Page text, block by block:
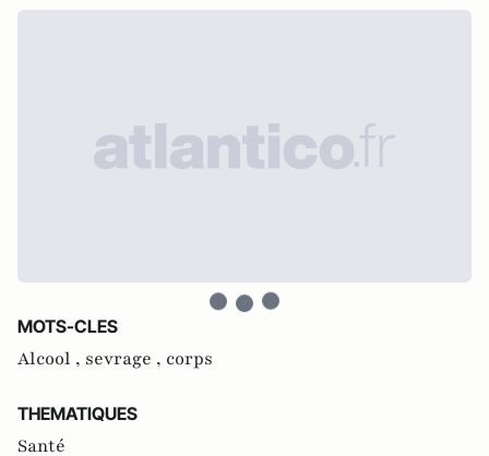
MOTS-CLES
Alcool , sevrage , corps
THEMATIQUES
Santé